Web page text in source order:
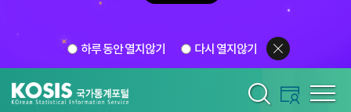
하루 동안 열지않기 다시 열지않기